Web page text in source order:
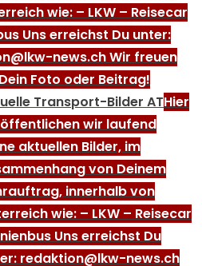
wie: – LKW – Reisecar
Uns erreichst Du unter:
news.ch Wir freuen
Foto oder Beitrag!
Transport-Bilder ATHier
wir laufend
aktuellen Bilder, im
von Deinem
innerhalb von
wie: – LKW – Reisecar
Uns erreichst Du
redaktion@lkw-news.ch